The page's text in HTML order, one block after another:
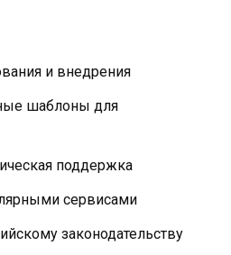
и внедрения
шаблоны для
поддержка
сервисами
законодательству